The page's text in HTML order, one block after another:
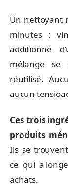
Un nettoyant
minutes :
additionné
mélange se
réutilisé.
aucun
Ces trois
produits
Ils se
ce qui
achats.